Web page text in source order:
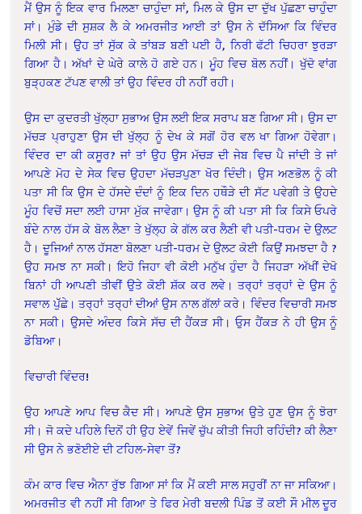
ਮੈਂ ਉਸ ਨੂੰ ਇਕ ਵਾਰ ਮਿਲਣਾ ਚਾਹੁੰਦਾ ਸਾਂ, ਮਿਲ ਕੇ ਉਸ ਦਾ ਦੁੱਖ ਪੁੱਛਣਾ ਚਾਹੁੰਦਾ
ਸਾਂ। ਮੁੰਡੇ ਦੀ ਸੁਸ਼ਕ ਲੈ ਕੇ ਅਮਰਜੀਤ ਆਈ ਤਾਂ ਉਸ ਨੇ ਦੱਸਿਆ ਕਿ ਵਿੰਦਰ
ਮਿਲੀ ਸੀ। ਉਹ ਤਾਂ ਸੁੱਕ ਕੇ ਤਾਂਬੜ ਬਣੀ ਪਈ ਹੈ, ਨਿਰੀ ਫੱਟੀ ਚਿਹਰਾ ਝੁਰੜਾ
ਗਿਆ ਹੈ। ਅੱਖਾਂ ਦੇ ਘੇਰੇ ਕਾਲੇ ਹੋ ਗਏ ਹਨ। ਮੂੰਹ ਵਿਚ ਬੋਲ ਨਹੀਂ। ਖੁੱਦੋ ਵਾਂਗ
ਬੁੜ੍ਹਕਣ ਟੱਪਣ ਵਾਲੀ ਤਾਂ ਉਹ ਵਿੰਦਰ ਹੀ ਨਹੀਂ ਰਹੀ।
ਉਸ ਦਾ ਕੁਦਰਤੀ ਖੁੱਲ੍ਹਾ ਸੁਭਾਅ ਉਸ ਲਈ ਇਕ ਸਰਾਪ ਬਣ ਗਿਆ ਸੀ। ਉਸ ਦਾ
ਮੱਚੜ ਪ੍ਰਾਹੁਣਾ ਉਸ ਦੀ ਖੁੱਲ੍ਹ ਨੂੰ ਦੇਖ ਕੇ ਸਗੋਂ ਹੋਰ ਵਲ ਖਾ ਗਿਆ ਹੋਵੇਗਾ।
ਵਿੰਦਰ ਦਾ ਕੀ ਕਸੂਰ? ਜਾਂ ਤਾਂ ਉਹ ਉਸ ਮੱਚੜ ਦੀ ਜੇਬ ਵਿਚ ਪੈ ਜਾਂਦੀ ਤੇ ਜਾਂ
ਆਪਣੇ ਮੋਹ ਦੇ ਸੇਕ ਵਿਚ ਉਹਦਾ ਮੱਚੜਪੁਣਾ ਖੋਰ ਦਿੰਦੀ। ਉਸ ਅਣਭੋਲ ਨੂੰ ਕੀ
ਪਤਾ ਸੀ ਕਿ ਉਸ ਦੇ ਹੱਸਦੇ ਦੰਦਾਂ ਨੂੰ ਇਕ ਦਿਨ ਹਥੌੜੇ ਦੀ ਸੱਟ ਪਵੇਗੀ ਤੇ ਉਹਦੇ
ਮੂੰਹ ਵਿਚੋਂ ਸਦਾ ਲਈ ਹਾਸਾ ਮੁੱਕ ਜਾਵੇਗਾ। ਉਸ ਨੂੰ ਕੀ ਪਤਾ ਸੀ ਕਿ ਕਿਸੇ ਓਪਰੇ
ਬੰਦੇ ਨਾਲ ਹੱਸ ਕੇ ਬੋਲ ਲੈਣਾ ਤੇ ਖੁੱਲ੍ਹ ਕੇ ਗੱਲ ਕਰ ਲੈਣੀ ਵੀ ਪਤੀ-ਧਰਮ ਦੇ ਉਲਟ
ਹੈ। ਦੂਜਿਆਂ ਨਾਲ ਹੱਸਣਾ ਬੋਲਣਾ ਪਤੀ-ਧਰਮ ਦੇ ਉਲਟ ਕੋਈ ਕਿਉਂ ਸਮਝਦਾ ਹੈ ?
ਉਹ ਸਮਝ ਨਾ ਸਕੀ। ਇਹੋ ਜਿਹਾ ਵੀ ਕੋਈ ਮਨੁੱਖ ਹੁੰਦਾ ਹੈ ਜਿਹੜਾ ਅੱਖੀਂ ਦੇਖੋ
ਬਿਨਾਂ ਹੀ ਆਪਣੀ ਤੀਵੀਂ ਉਤੇ ਕੋਈ ਸ਼ੱਕ ਕਰ ਲਵੇ। ਤਰ੍ਹਾਂ ਤਰ੍ਹਾਂ ਦੇ ਉਸ ਨੂੰ
ਸਵਾਲ ਪੁੱੱਛੇ। ਤਰ੍ਹਾਂ ਤਰ੍ਹਾਂ ਦੀਆਂ ਉਸ ਨਾਲ ਗੱਲਾਂ ਕਰੇ। ਵਿੰਦਰ ਵਿਚਾਰੀ ਸਮਝ
ਨਾ ਸਕੀ। ਉਸਦੇ ਅੰਦਰ ਕਿਸੇ ਸੱਚ ਦੀ ਹੈਂਕੜ ਸੀ। ਓੁਸ ਹੈਂਕੜ ਨੇ ਹੀ ਉਸ ਨੂੰ
ਡੋਬਿਆ।
ਵਿਚਾਰੀ ਵਿੰਦਰ!
ਉਹ ਆਪਣੇ ਆਪ ਵਿਚ ਕੈਦ ਸੀ। ਆਪਣੇ ਉਸ ਸੁਭਾਅ ਉਤੇ ਹੁਣ ਉਸ ਨੂੰ ਝੋਰਾ
ਸੀ। ਜੋ ਕਦੇ ਪਹਿਲੇ ਦਿਨੋਂ ਹੀ ਉਹ ਏਵੇਂ ਜਿਵੇਂ ਚੁੱਪ ਕੀਤੀ ਜਿਹੀ ਰਹਿੰਦੀ? ਕੀ ਲੈਣਾ
ਸੀ ਉਸ ਨੇ ਭਣੋਈਏ ਦੀ ਟਹਿਲ-ਸੇਵਾ ਤੋਂ?
ਕੰਮ ਕਾਰ ਵਿਚ ਐਨਾ ਰੁੱਝ ਗਿਆ ਸਾਂ ਕਿ ਮੈਂ ਕਈ ਸਾਲ ਸਹੁਰੀਂ ਨਾ ਜਾ ਸਕਿਆ।
ਅਮਰਜੀਤ ਵੀ ਨਹੀਂ ਸੀ ਗਿਆ ਤੇ ਫਿਰ ਮੇਰੀ ਬਦਲੀ ਪਿੰਡ ਤੋਂ ਕਈ ਸੌ ਮੀਲ ਦੂਰ